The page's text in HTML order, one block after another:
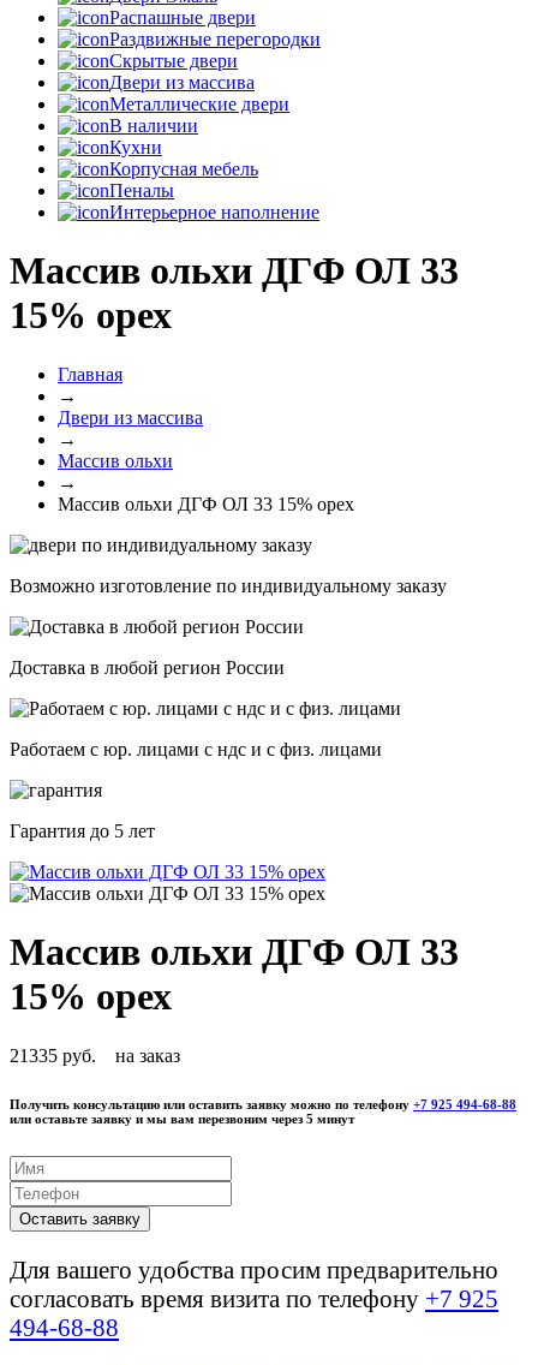
Распашные двери
Раздвижные перегородки
Скрытые двери
Двери из массива
Металлические двери
В наличии
Кухни
Корпусная мебель
Пеналы
Интерьерное наполнение
Массив ольхи ДГФ ОЛ 33
15% орех
Главная
→
Двери из массива
→
Массив ольхи
→
Массив ольхи ДГФ ОЛ 33 15% орех
Возможно изготовление по индивидуальному заказу
Доставка в любой регион России
Работаем с юр. лицами с ндс и с физ. лицами
Гарантия до 5 лет
Массив ольхи ДГФ ОЛ 33
15% орех
21335 руб. на заказ
Получить консультацию или оставить заявку можно по телефону +7 925 494-68-88
или оставьте заявку и мы вам перезвоним через 5 минут
Оставить заявку
Для вашего удобства просим предварительно
согласовать время визита по телефону +7 925
494-68-88